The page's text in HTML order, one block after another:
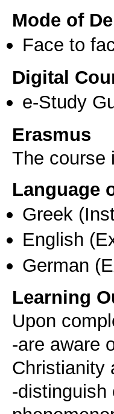
Mode of
Face to
Digital
e-Study
Erasmus
The course
Language
Greek
English
German
Learning
Upon
-are aware
Christianity
-distinguish